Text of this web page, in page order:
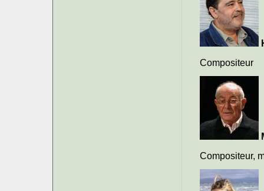
Compositeur
Compositeur,